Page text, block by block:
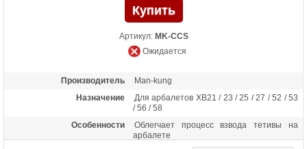
Артикул: MK-CCS
Ожидается
Производитель
Man-kung
Назначение
Для арбалетов XB21 / 23 / 25 / 27 / 52 / 53
/ 56 / 58
Особенности
Облегчает процесс взвода тетивы на
арбалете